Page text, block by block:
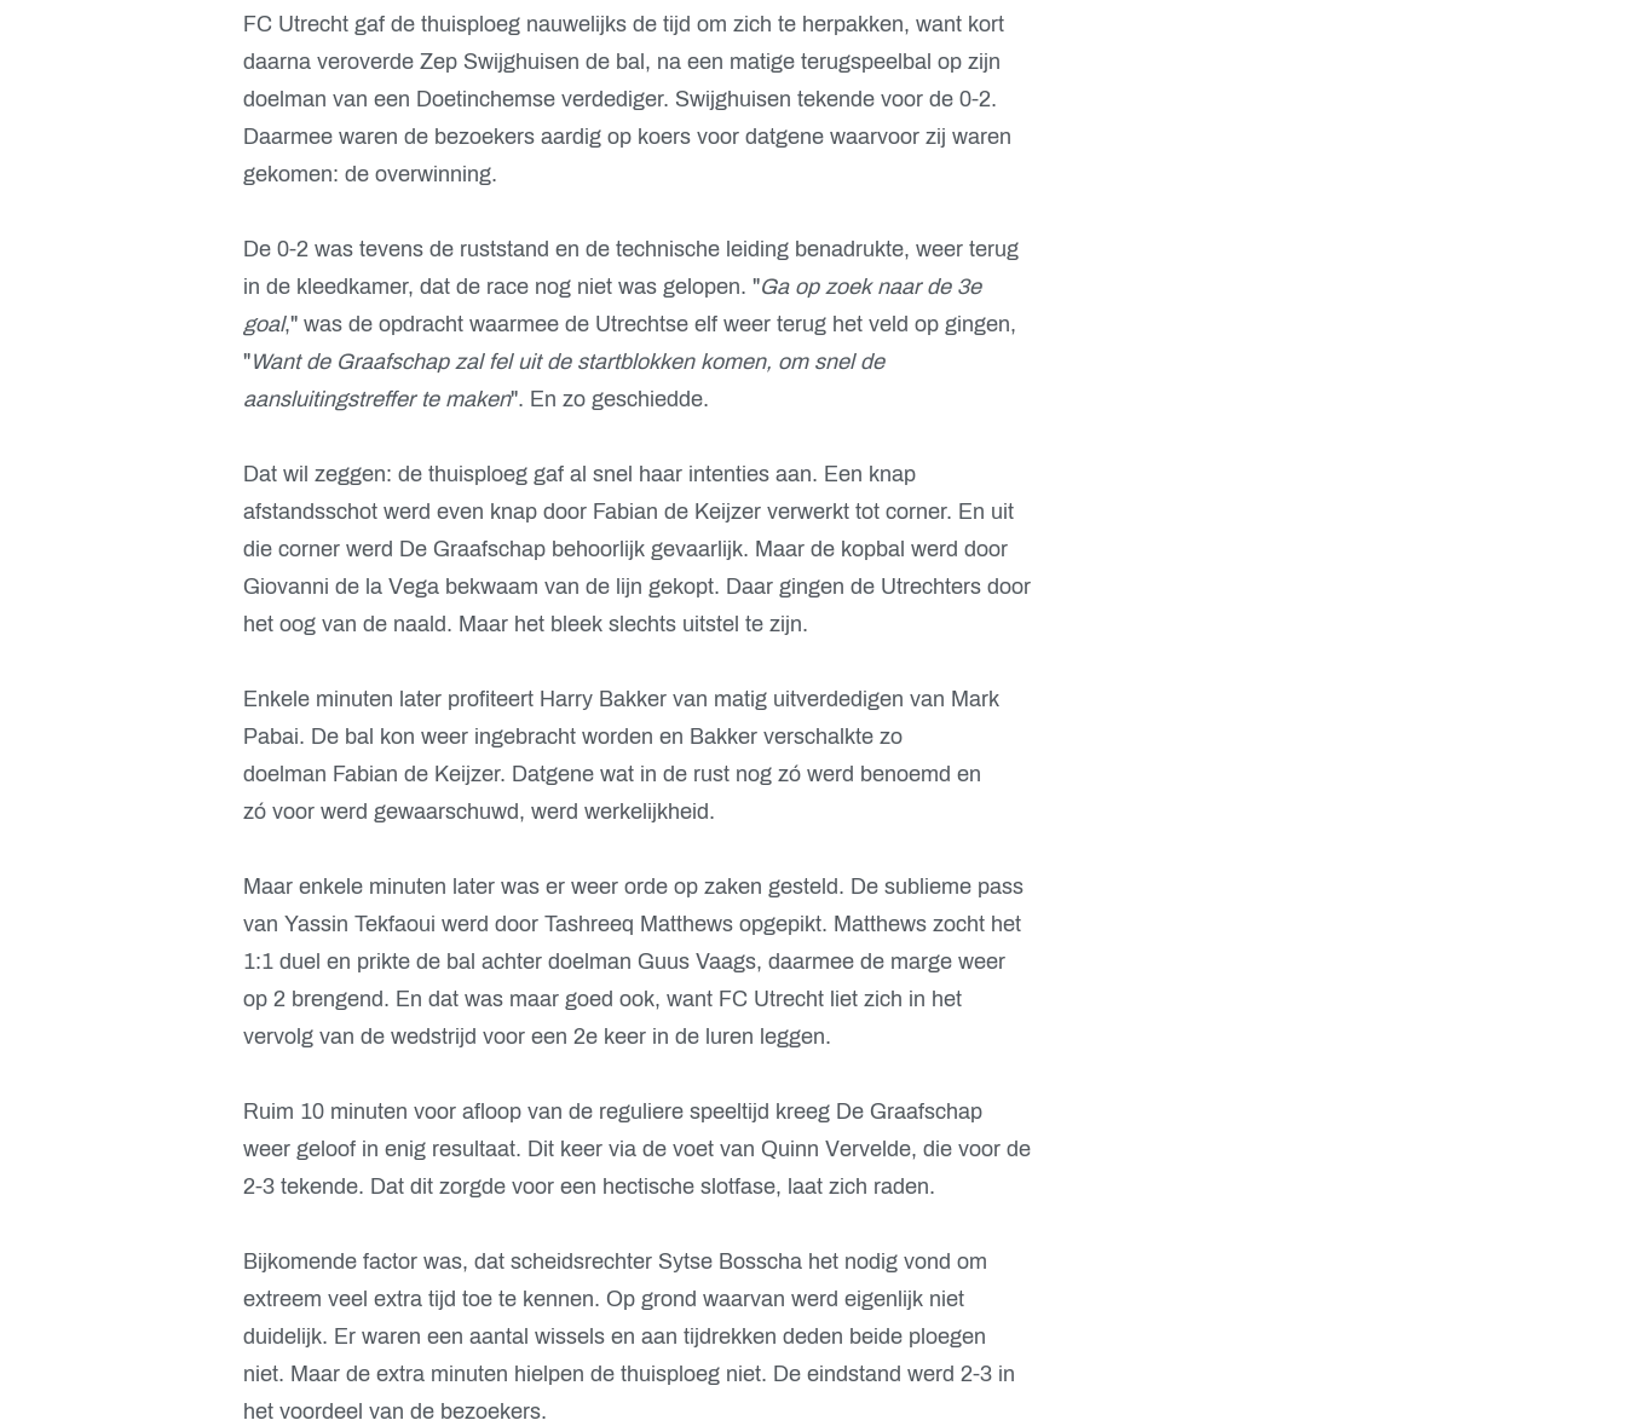
FC Utrecht gaf de thuisploeg nauwelijks de tijd om zich te herpakken, want kort
daarna veroverde Zep Swijghuisen de bal, na een matige terugspeelbal op zijn
doelman van een Doetinchemse verdediger. Swijghuisen tekende voor de 0-2.
Daarmee waren de bezoekers aardig op koers voor datgene waarvoor zij waren
gekomen: de overwinning.
De 0-2 was tevens de ruststand en de technische leiding benadrukte, weer terug
in de kleedkamer, dat de race nog niet was gelopen. "Ga op zoek naar de 3e
goal," was de opdracht waarmee de Utrechtse elf weer terug het veld op gingen,
"Want de Graafschap zal fel uit de startblokken komen, om snel de
aansluitingstreffer te maken". En zo geschiedde.
Dat wil zeggen: de thuisploeg gaf al snel haar intenties aan. Een knap
afstandsschot werd even knap door Fabian de Keijzer verwerkt tot corner. En uit
die corner werd De Graafschap behoorlijk gevaarlijk. Maar de kopbal werd door
Giovanni de la Vega bekwaam van de lijn gekopt. Daar gingen de Utrechters door
het oog van de naald. Maar het bleek slechts uitstel te zijn.
Enkele minuten later profiteert Harry Bakker van matig uitverdedigen van Mark
Pabai. De bal kon weer ingebracht worden en Bakker verschalkte zo
doelman Fabian de Keijzer. Datgene wat in de rust nog zó werd benoemd en
zó voor werd gewaarschuwd, werd werkelijkheid.
Maar enkele minuten later was er weer orde op zaken gesteld. De sublieme pass
van Yassin Tekfaoui werd door Tashreeq Matthews opgepikt. Matthews zocht het
1:1 duel en prikte de bal achter doelman Guus Vaags, daarmee de marge weer
op 2 brengend. En dat was maar goed ook, want FC Utrecht liet zich in het
vervolg van de wedstrijd voor een 2e keer in de luren leggen.
Ruim 10 minuten voor afloop van de reguliere speeltijd kreeg De Graafschap
weer geloof in enig resultaat. Dit keer via de voet van Quinn Vervelde, die voor de
2-3 tekende. Dat dit zorgde voor een hectische slotfase, laat zich raden.
Bijkomende factor was, dat scheidsrechter Sytse Bosscha het nodig vond om
extreem veel extra tijd toe te kennen. Op grond waarvan werd eigenlijk niet
duidelijk. Er waren een aantal wissels en aan tijdrekken deden beide ploegen
niet. Maar de extra minuten hielpen de thuisploeg niet. De eindstand werd 2-3 in
het voordeel van de bezoekers.